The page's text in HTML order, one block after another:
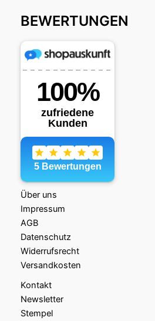
BEWERTUNGEN
Über uns
Impressum
AGB
Datenschutz
Widerrufsrecht
Versandkosten
Kontakt
Newsletter
Stempel